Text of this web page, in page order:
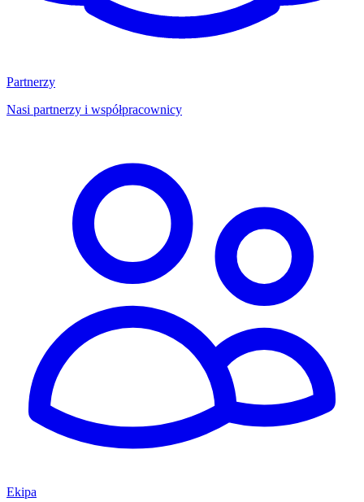
Partnerzy
Nasi partnerzy i współpracownicy
Ekipa